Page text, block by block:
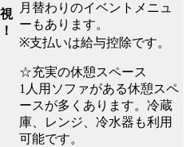
月替わりのイベントメニュ
ーもあります。
※支払いは給与控除です。
☆充実の休憩スペース
1人用ソファがある休憩スペ
ースが多くあります。冷蔵
庫、レンジ、冷水器も利用
可能です。